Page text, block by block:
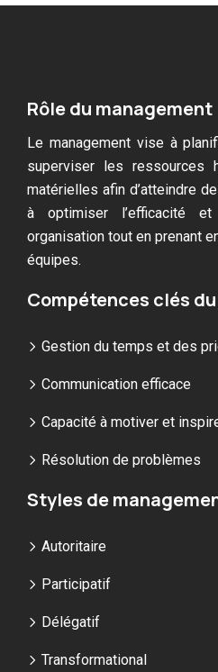
Rôle du management
Le management vise à
superviser les ressources
matérielles afin d’atteindre
à optimiser l’efficacité et
organisation tout en prenant
équipes.
Compétences clés
Gestion du temps et des
Communication efficace
Capacité à motiver et
Résolution de problèmes
Styles de
Autoritaire
Participatif
Délégatif
Transformational